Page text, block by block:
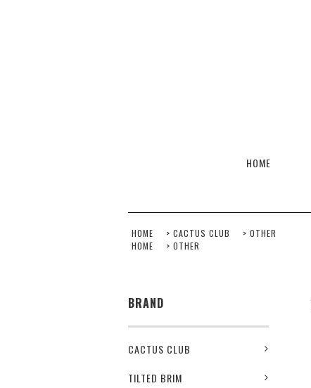
HOME
HOME > CACTUS CLUB > OTHER
HOME
> OTHER
BRAND
CACTUS CLUB
TILTED BRIM